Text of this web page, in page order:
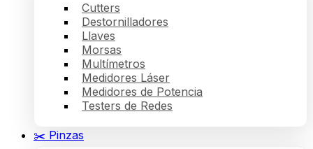
Cutters
Destornilladores
Llaves
Morsas
Multímetros
Medidores Láser
Medidores de Potencia
Testers de Redes
✂️ Pinzas